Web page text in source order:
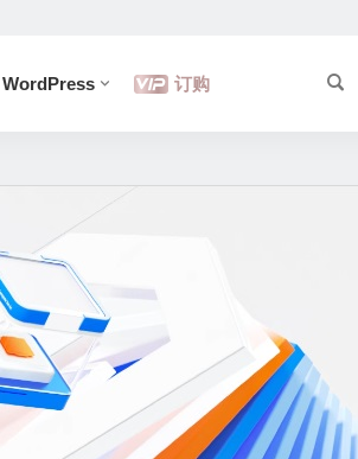
WordPress 订购